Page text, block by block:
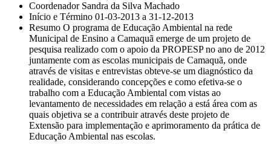
Coordenador Sandra da Silva Machado
Início e Término 01-03-2013 a 31-12-2013
Resumo O programa de Educação Ambiental na rede
Municipal de Ensino a Camaquã emerge de um projeto de
pesquisa realizado com o apoio da PROPESP no ano de 2012
juntamente com as escolas municipais de Camaquã, onde
através de visitas e entrevistas obteve-se um diagnóstico da
realidade, considerando concepções e como efetiva-se o
trabalho com a Educação Ambiental com vistas ao
levantamento de necessidades em relação a está área com as
quais objetiva se a contribuir através deste projeto de
Extensão para implementação e aprimoramento da prática de
Educação Ambiental nas escolas.